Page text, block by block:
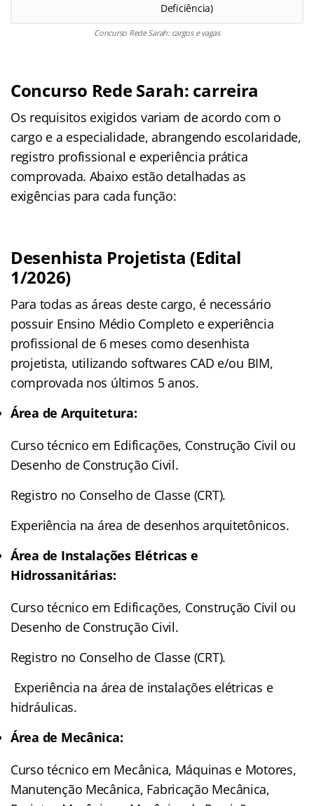
Deficiência)
Concurso Rede Sarah: cargos e vagas
Concurso Rede Sarah: carreira
Os requisitos exigidos variam de acordo com o
cargo e a especialidade, abrangendo escolaridade,
registro profissional e experiência prática
comprovada. Abaixo estão detalhadas as
exigências para cada função:
Desenhista Projetista (Edital
1/2026)
Para todas as áreas deste cargo, é necessário
possuir Ensino Médio Completo e experiência
profissional de 6 meses como desenhista
projetista, utilizando softwares CAD e/ou BIM,
comprovada nos últimos 5 anos.
Área de Arquitetura:
Curso técnico em Edificações, Construção Civil ou
Desenho de Construção Civil.
Registro no Conselho de Classe (CRT).
Experiência na área de desenhos arquitetônicos.
Área de Instalações Elétricas e
Hidrossanitárias:
Curso técnico em Edificações, Construção Civil ou
Desenho de Construção Civil.
Registro no Conselho de Classe (CRT).
Experiência na área de instalações elétricas e
hidráulicas.
Área de Mecânica:
Curso técnico em Mecânica, Máquinas e Motores,
Manutenção Mecânica, Fabricação Mecânica,